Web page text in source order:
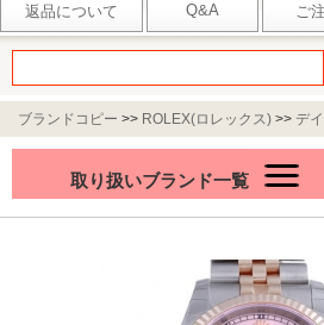
返品について Q&A ご
ブランドコピー >> ROLEX(ロレックス) >> デ
取り扱いブランド一覧